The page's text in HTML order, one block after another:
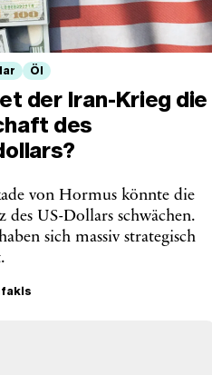
Öl
der Iran-Krieg die
des
von Hormus könnte die
des US-Dollars schwächen.
sich massiv strategisch